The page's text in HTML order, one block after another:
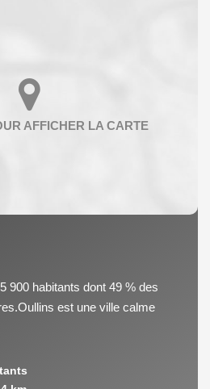
900 habitants dont 49 % des
est une ville calme